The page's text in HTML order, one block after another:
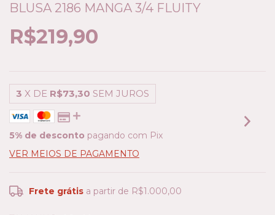
BLUSA 2186 MANGA 3/4 FLUITY
R$219,90
3 X DE R$73,30 SEM JUROS
5% de desconto pagando com Pix
VER MEIOS DE PAGAMENTO
Frete grátis a partir de R$1.000,00